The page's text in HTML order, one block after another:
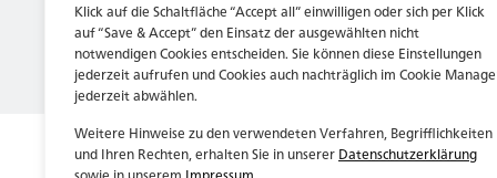
Klick auf die Schaltfläche “Accept all” einwilligen oder sich per Klick
auf “Save & Accept” den Einsatz der ausgewählten nicht
notwendigen Cookies entscheiden. Sie können diese Einstellungen
jederzeit aufrufen und Cookies auch nachträglich im Cookie
jederzeit abwählen.
Weitere Hinweise zu den verwendeten Verfahren, Begrifflichkeiten
und Ihren Rechten, erhalten Sie in unsererDatenschutzerklärung